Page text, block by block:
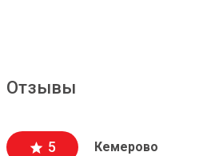
Отзывы
5 Кемерово